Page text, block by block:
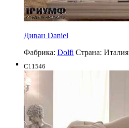
Диван Daniel
Фабрика: Dolfi Страна: Италия
C11546